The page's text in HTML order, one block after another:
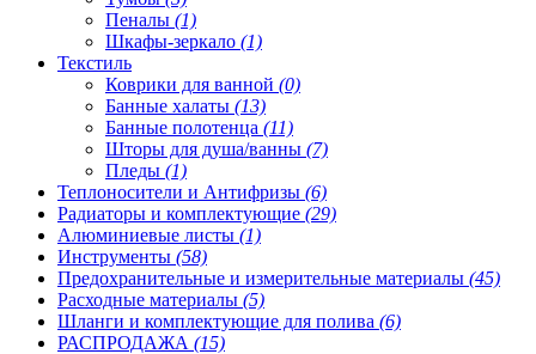
Пеналы (1)
Шкафы-зеркало (1)
Текстиль
Коврики для ванной (0)
Банные халаты (13)
Банные полотенца (11)
Шторы для душа/ванны (7)
Пледы (1)
Теплоносители и Антифризы (6)
Радиаторы и комплектующие (29)
Алюминиевые листы (1)
Инструменты (58)
Предохранительные и измерительные материалы (45)
Расходные материалы (5)
Шланги и комплектующие для полива (6)
РАСПРОДАЖА (15)